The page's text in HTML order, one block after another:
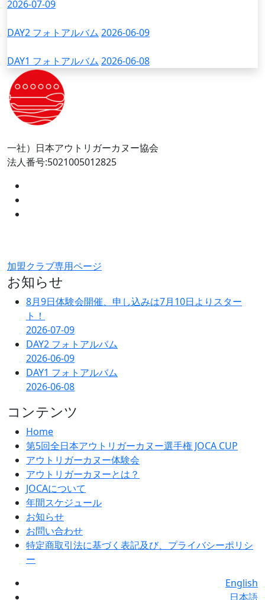
2026-07-09
DAY2 フォトアルバム 2026-06-09
DAY1 フォトアルバム 2026-06-08
一社）日本アウトリガーカヌー協会
法人番号:5021005012825
加盟クラブ専用ページ
お知らせ
8月9日体験会開催、申し込みは7月10日よりスター
ト！
2026-07-09
DAY2 フォトアルバム
2026-06-09
DAY1 フォトアルバム
2026-06-08
コンテンツ
Home
第5回全日本アウトリガーカヌー選手権 JOCA CUP
アウトリガーカヌー体験会
アウトリガーカヌーとは？
JOCAについて
年間スケジュール
お知らせ
お問い合わせ
特定商取引法に基づく表記及び、プライバシーポリシ
ー
English
日本語